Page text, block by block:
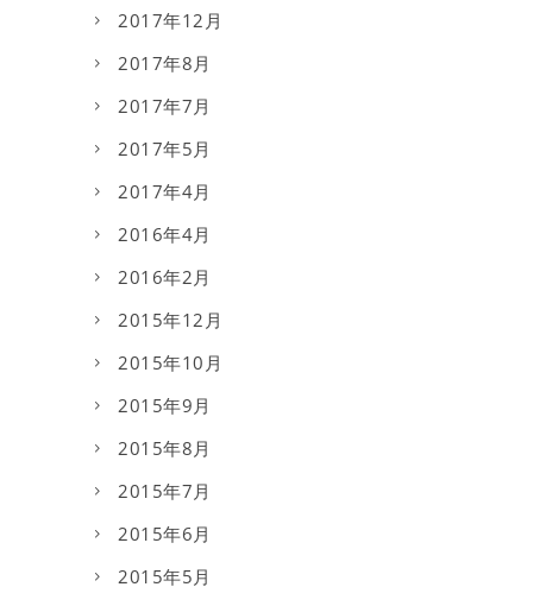
2017年12月
2017年8月
2017年7月
2017年5月
2017年4月
2016年4月
2016年2月
2015年12月
2015年10月
2015年9月
2015年8月
2015年7月
2015年6月
2015年5月